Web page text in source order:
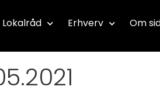
Lokalråd Erhverv Om